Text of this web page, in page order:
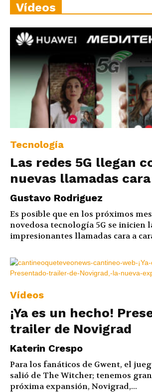
Vídeos
Tecnología
Las redes 5G llegan
nuevas llamadas
Gustavo Rodriguez
Es posible que en los próximos
novedosa tecnología 5G se inicien
impresionantes llamadas cara a
Vídeos
¡Ya es un hecho!
trailer de Novigrad
Katerin Crespo
Para los fanáticos de Gwent, el
salió de The Witcher; tenemos
próxima expansión, Novigrad,...